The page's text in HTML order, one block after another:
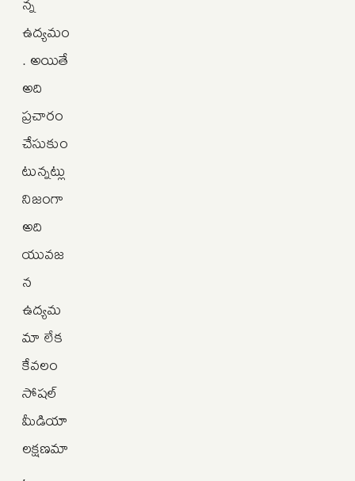
ఉద్యమం
. అయితే
అది
ప్రచారం
చేసుకుం
టున్నట్లు
నిజంగా
అది
యువజ
న
ఉద్యమ
మా లేక
కేవలం
సోషల్
మీడియా
లక్షణమా
,